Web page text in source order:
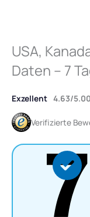
USA,
Daten – 7
Exzellent 4.63/5.00
Verifizierte